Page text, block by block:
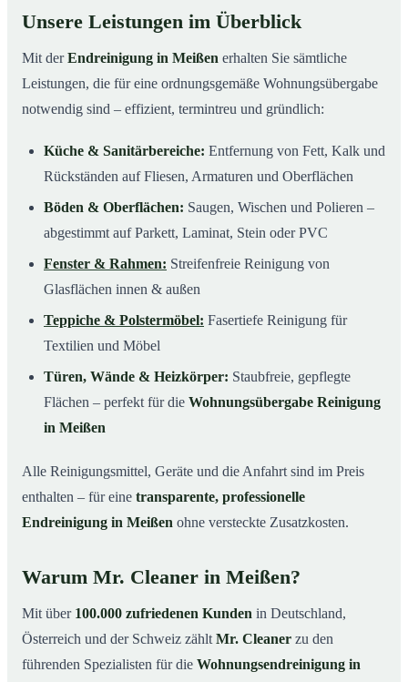
Unsere Leistungen im Überblick
Mit derEndreinigung in Meißen erhalten Sie sämtliche
Leistungen, die für eine ordnungsgemäße Wohnungsübergabe
notwendig sind – effizient, termintreu und gründlich:
Küche & Sanitärbereiche: Entfernung von Fett, Kalk und
Rückständen auf Fliesen, Armaturen und Oberflächen
Böden & Oberflächen: Saugen, Wischen und Polieren –
abgestimmt auf Parkett, Laminat, Stein oder PVC
Fenster & Rahmen: Streifenfreie Reinigung von
Glasflächen innen & außen
Teppiche & Polstermöbel: Fasertiefe Reinigung für
Textilien und Möbel
Türen, Wände & Heizkörper: Staubfreie, gepflegte
Flächen – perfekt für die Wohnungsübergabe Reinigung
in Meißen
Alle Reinigungsmittel, Geräte und die Anfahrt sind im Preis
enthalten – für eine transparente, professionelle
Endreinigung in Meißen ohne versteckte Zusatzkosten.
Warum Mr. Cleaner in Meißen?
Mit über 100.000 zufriedenen Kunden in Deutschland,
Österreich und der Schweiz zählt Mr. Cleaner zu den
führenden Spezialisten für die Wohnungsendreinigung in